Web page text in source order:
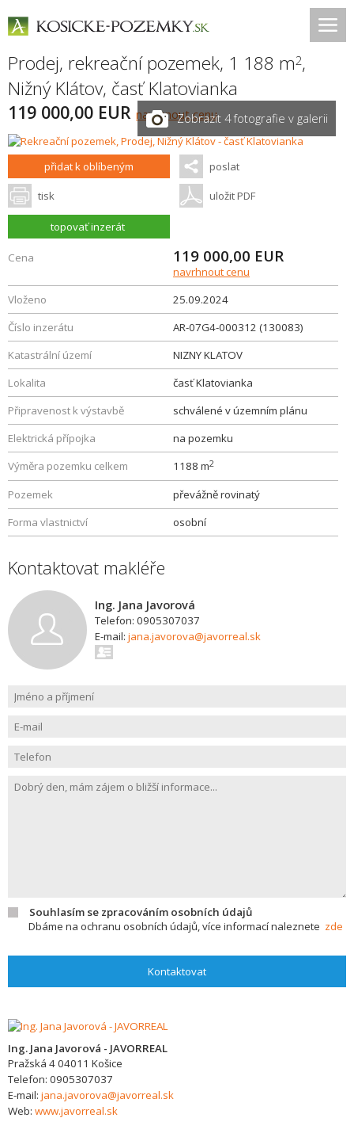
Prodej, rekreační pozemek, 1 188 m2,
Nižný Klátov, časť Klatovianka
119 000,00 EUR navrhnout cenuZobrazit 4 fotografie v galerii
přidat k oblíbeným poslat
tisk uložit PDF
topovať inzerát
Cena 119 000,00 EUR
navrhnout cenu
Vloženo
25.09.2024
Číslo inzerátu
AR-07G4-000312 (130083)
Katastrální území
NIZNY KLATOV
Lokalita
časť Klatovianka
Připravenost k výstavbě
schválené v územním plánu
Elektrická přípojka
na pozemku
Výměra pozemku celkem
1188 m2
Pozemek
převážně rovinatý
Forma vlastnictví
osobní
Kontaktovat makléře
Ing. Jana Javorová
Telefon: 0905307037
E-mail: jana.javorova@javorreal.sk
Souhlasím se zpracováním osobních údajů
Dbáme na ochranu osobních údajů, více informací naleznete zde
Kontaktovat
Ing. Jana Javorová - JAVORREAL
Pražská 404011 Košice
Telefon: 0905307037
E-mail: jana.javorova@javorreal.sk
Web: www.javorreal.sk